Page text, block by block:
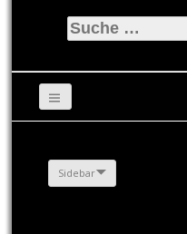
Suche
nach:
Sidebar